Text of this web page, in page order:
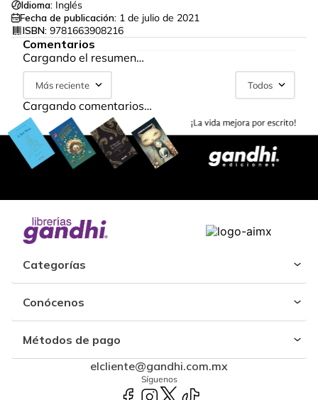
Idioma: Inglés
Fecha de publicación: 1 de julio de 2021
ISBN: 9781663908216
Comentarios
Cargando el resumen…
Más reciente Todos
Cargando comentarios…
Categorías
Conócenos
Métodos de pago
elcliente@gandhi.com.mx
Síguenos